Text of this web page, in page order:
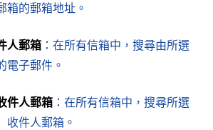
箱的郵箱地址。
人郵箱 ：在所有信箱中，搜尋由所選
電子郵件。
件人郵箱 ：在所有信箱中，搜尋所選
收件人郵箱。